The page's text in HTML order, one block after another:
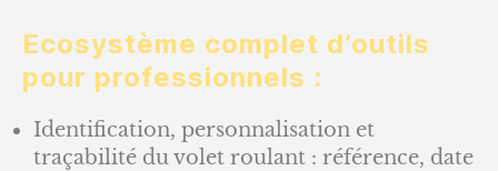
Ecosystème complet d’outils
pour professionnels :
Identification, personnalisation et
traçabilité du volet roulant : référence, date